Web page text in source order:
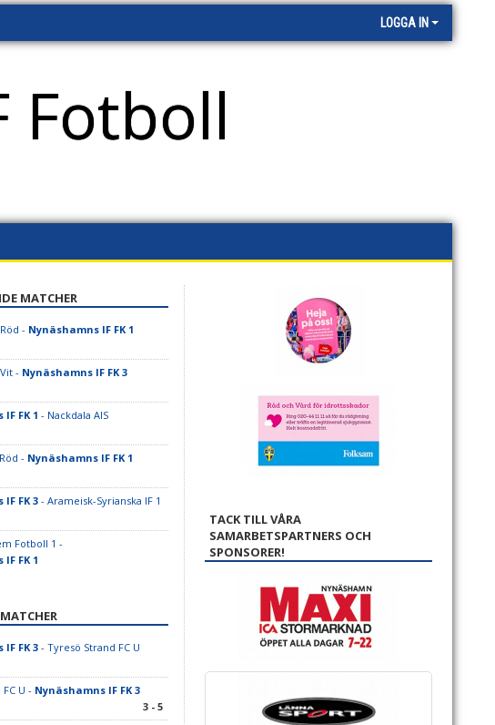
LOGGA IN
Fotboll
MATCHER
- Nynäshamns IF FK 1
- Nynäshamns IF FK 3
FK 1 - Nackdala AIS
- Nynäshamns IF FK 1
FK 3- Arameisk-Syrianska IF 1
Fotboll 1 -
FK 1
FK 3- Tyresö Strand FC U
U - Nynäshamns IF FK 3
3 - 5
TACK TILL VÅRA
SAMARBETSPARTNERS OCH
SPONSORER!